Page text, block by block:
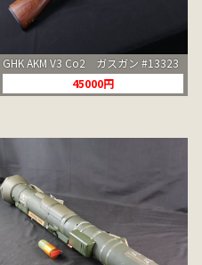
GHK AKM V3 Co2 ガスガン #13323
45000円